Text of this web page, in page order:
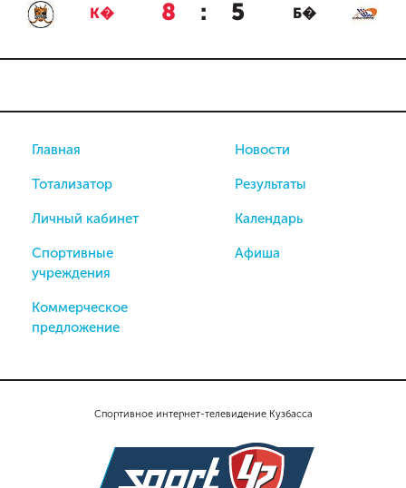
К� 8 : 5 Б�
Спортивное интернет-телевидение Кузбасса
Главная
Тотализатор
Личный кабинет
Спортивные
учреждения
Коммерческое
предложение
Новости
Результаты
Календарь
Афиша